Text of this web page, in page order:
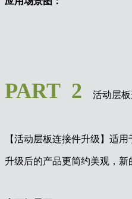
PART 2 活动层
【活动层板连接件升级】适
升级后的产品更简约美观，新